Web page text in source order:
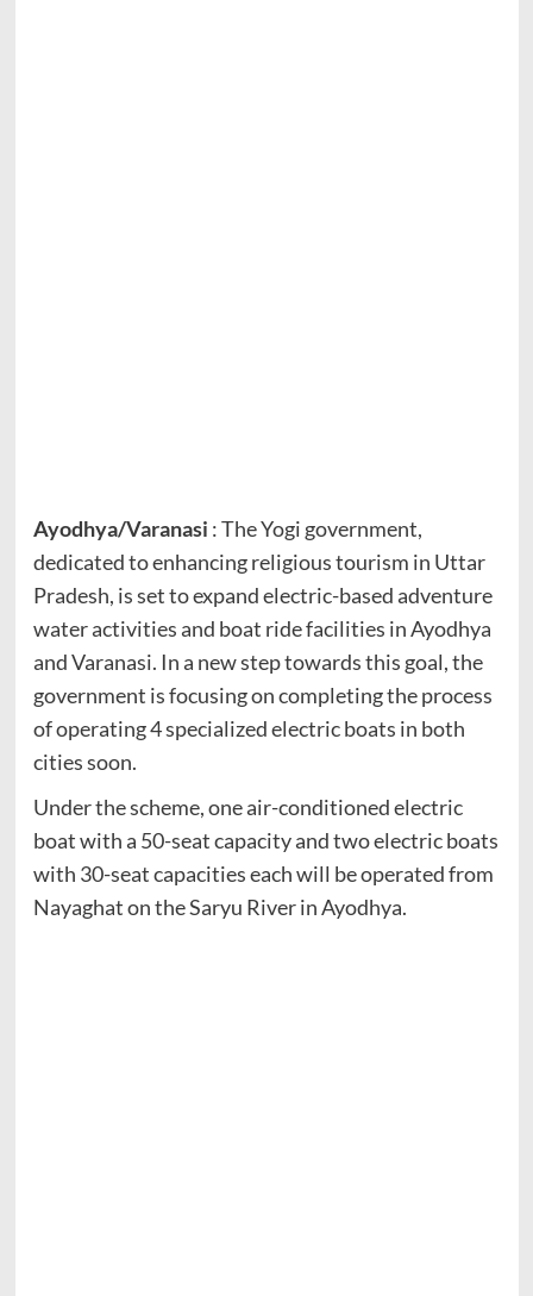
Ayodhya/Varanasi : The Yogi government,
dedicated to enhancing religious tourism in Uttar
Pradesh, is set to expand electric-based adventure
water activities and boat ride facilities in Ayodhya
and Varanasi. In a new step towards this goal, the
government is focusing on completing the process
of operating 4 specialized electric boats in both
cities soon.
Under the scheme, one air-conditioned electric
boat with a 50-seat capacity and two electric boats
with 30-seat capacities each will be operated from
Nayaghat on the Saryu River in Ayodhya.